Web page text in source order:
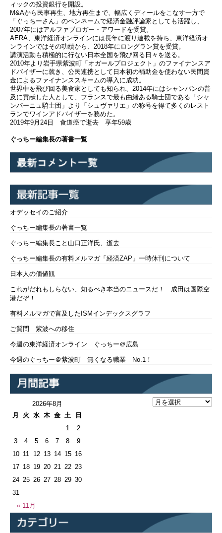
ィックの投資銀行を開設。
M&Aから民事再生、地方再生まで、幅広くディールをこなす一方で
「ぐっちーさん」のペンネームで経済金融評論家としても活躍し、
2007年にはアルファブロガー・アワードを受賞。
AERA、東洋経済オンラインには長年に渡り連載を持ち、東洋経済オ
ンラインではその功績から、2018年にロングラン賞を受賞。
講演活動も積極的に行ない日本全国を飛び回る日々を送る。
2010年より岩手県紫波町「オガールプロジェクト」のファイナンスア
ドバイザーに就き、公民連携として日本初の補助金を使わない民間資
金によるファイナンススキームの導入に成功。
世界中を飛び回る美食家としても知られ、2014年にはシャンパンの普
及に貢献した人として、フランスで最も由緒ある騎士団である「シャ
ンパーニュ騎士団」より「シュヴァリエ」の称号を得て多くのレスト
ランでワインアドバイザーを務めた。
2019年9月24日 食道癌で逝去 享年59歳
ぐっちー編集長の著書一覧
オデッセイのご紹介
ぐっちー編集長の著書一覧
ぐっちー編集長こと山口正洋氏、逝去
ぐっちー編集長の有料メルマガ「経済ZAP」一時休刊について
日本人の価値観
これがだれもしらない、知るべき本当のニュースだ！ 成田は国際空
港だぞ！
有料メルマガで言及したISMインデックスグラフ
ご質問 紫波への移住
今週の東洋経済オンライン ぐっちー＠広島
今週のぐっちー＠紫波町 無くなる職業 No.1！
2026年8月
月
火 水 木 金 土 日
« 11月
1
2
3
4 5 6 7 8
9
10 11 12 13 14 15 16
17 18 19 20 21 22 23
24 25 26 27 28 29 30
31